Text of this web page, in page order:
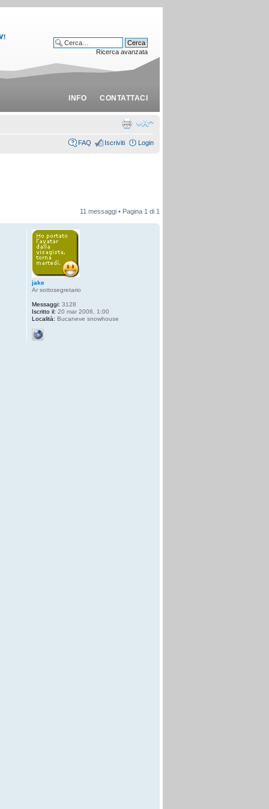
INFO CONTATTACI
Ricerca avanzata
FAQ Iscriviti Login
11 messaggi • Pagina 1 di 1
jake
Ar sottosegretario
Messaggi: 3128
Iscritto il: 20 mar 2006, 1:00
Località: Bucaneve snowhouse